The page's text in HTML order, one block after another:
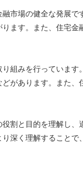
市場の健全な発展
ます。また、住宅
組みを行っていま
があります。また
割と目的を理解し
深く理解すること